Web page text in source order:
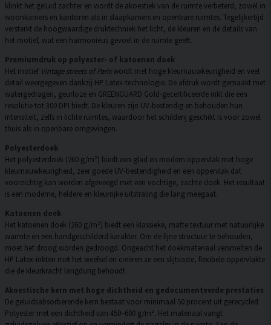
klinkt het geluid zachter en wordt de akoestiek van de ruimte verbeterd, zowel in
woonkamers en kantoren als in slaapkamers en openbare ruimtes. Tegelijkertijd
versterkt de hoogwaardige druktechniek het licht, de kleuren en de details van
het motief, wat een harmonieus gevoel in de ruimte geeft.
Premiumdruk op polyester- of katoenen doek
Het motief Vintage streets of Pariswordt met hoge kleurnauwkeurigheid en veel
detail weergegeven dankzij HP Latex-technologie. De afdruk wordt gemaakt met
watergedragen, geurloze en GREENGUARD Gold-gecertificeerde inkt die een
resolutie tot 300 DPI biedt. De kleuren zijn UV-bestendig en behouden hun
intensiteit, zelfs in lichte ruimtes, waardoor het schilderij geschikt is voor zowel
thuis als in openbare omgevingen.
Polyesterdoek
Het polyesterdoek (260 g/m²) biedt een glad en modern oppervlak met hoge
kleurnauwkeurigheid, zeer goede UV-bestendigheid en een oppervlak dat
voorzichtig kan worden afgeveegd met een vochtige, zachte doek. Het resultaat
is een moderne, heldere en kleurrijke uitstraling die lang meegaat.
Katoenen doek
Het katoenen doek (260 g/m²) biedt een klassieke, matte textuur met natuurlijke
warmte en een handgeschilderd karakter. Om de fijne structuur te behouden,
moet het droog worden gedroogd. Ongeacht het doekmateriaal versmelten de
HP Latex-inkten met het weefsel en creëren ze een slijtvaste, flexibele oppervlakte
die de kleurkracht langdurig behoudt.
Akoestische kern met hoge dichtheid en gedocumenteerde prestaties
De geluidsabsorberende kern bestaat voor minimaal 50 procent uit gerecycled
Polyester met een dichtheid van 450–600 g/m². Het materiaal vangt